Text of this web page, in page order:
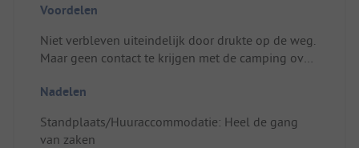
Voordelen
Niet verbleven uiteindelijk door drukte op de weg.
Maar geen contact te krijgen met de camping over
Standplaats/Huuraccommodatie: Zag op de
Nadelen
Standplaats/Huuraccommodatie: Heel de gang
van zaken